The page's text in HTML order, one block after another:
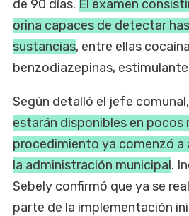
de 90 días. El examen
orina capaces de detectar
sustancias, entre ellas
benzodiazepinas,
Según detalló el jefe comunal,
estarán disponibles en pocos
procedimiento ya comenzó a
la administración municipal.
Sebely confirmó que ya se
parte de la implementación